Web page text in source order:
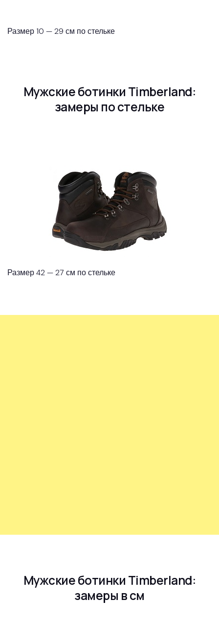
Размер 10 — 29 см по стельке
Мужские ботинки Timberland:
замеры по стельке
Размер 42 — 27 см по стельке
Мужские ботинки Timberland:
замеры в см